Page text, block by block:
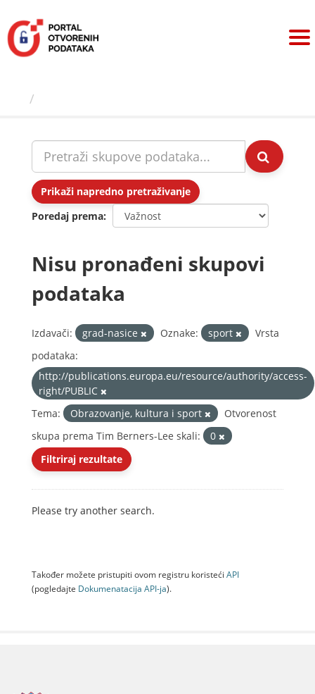
sadržaj
Prikaži napredno pretraživanje
Poredaj prema
Nisu pronađeni skupovi
podataka
Izdavači: grad-nasice Oznake: sport
Vrsta
podataka:
http://publications.europa.eu/resource/authority/access-
right/PUBLIC
Tema:
Obrazovanje, kultura i sport
Otvorenost
skupa prema Tim Berners-Lee skali:
0
Filtriraj rezultate
Please try another search.
Također možete pristupiti ovom registru koristeći API
(pogledajte Dokumenаtаcijа API-jа).